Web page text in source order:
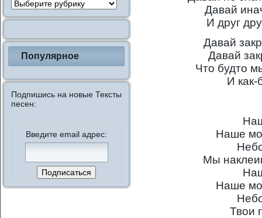
Популярное
Подпишись на новые Тексты
песен:
Введите email адрес:
Давай
И друг
Давай
Давай
Что будто
И как-
Наше
Мы
Наше
Твои